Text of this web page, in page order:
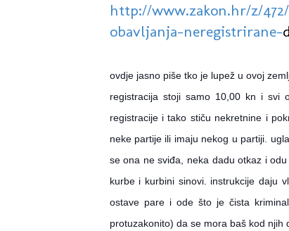
http://www.zakon.hr/z/
obavljanja-neregistrirane-
ovdje jasno piše tko je lupež u ovoj
registracija stoji samo 10,00 kn i svi
registracije i tako stiču nekretnine i
neke partije ili imaju nekog u partiji.
se ona ne sviđa, neka dadu otkaz i
kurbe i kurbini sinovi. instrukcije daju
ostave pare i ode što je čista
protuzakonito) da se mora baš kod njih